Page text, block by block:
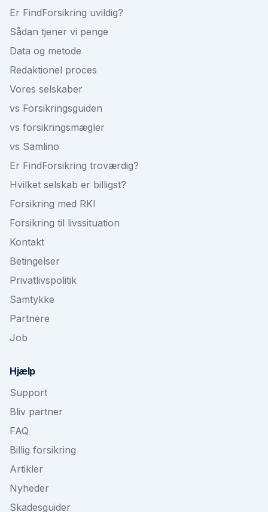
Er FindForsikring uvildig?
Sådan tjener vi penge
Data og metode
Redaktionel proces
Vores selskaber
vs Forsikringsguiden
vs forsikringsmægler
vs Samlino
Er FindForsikring troværdig?
Hvilket selskab er billigst?
Forsikring med RKI
Forsikring til livssituation
Kontakt
Betingelser
Privatlivspolitik
Samtykke
Partnere
Job
Hjælp
Support
Bliv partner
FAQ
Billig forsikring
Artikler
Nyheder
Skadesguider